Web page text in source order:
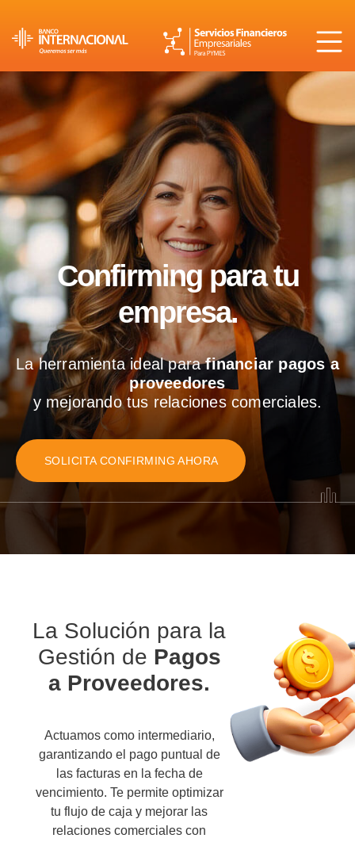
Confirming para tu
empresa.
La herramienta ideal parafinanciar pagos a
proveedores
y mejorando tus relaciones comerciales.
SOLICITA CONFIRMING AHORA
La Solución para la
Gestión de Pagos
a Proveedores.
Actuamos como intermediario,
garantizando el pago puntual de
las facturas en la fecha de
vencimiento. Te permite optimizar
tu flujo de caja y mejorar las
relaciones comerciales con